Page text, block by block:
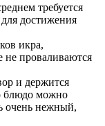
требуется
достижения
икра,
не проваливаются
и держится
блюдо можно
очень нежный,